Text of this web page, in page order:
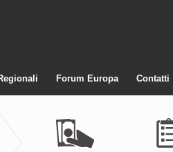
Forum Europa Contatti